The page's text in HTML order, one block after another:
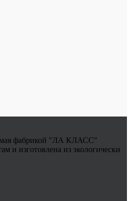
фабрикой "ЛА КЛАСС"
и изготовлена из экологически